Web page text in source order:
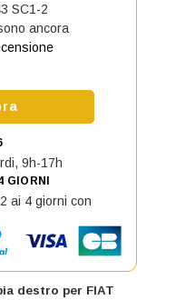
destro per FIAT
SC1-2
ancora
di Tappo sede
la quantità di Tappo sede
9h-17h
GIORNI
ai 4 giorni con